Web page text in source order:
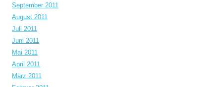
September 2011
August 2011
Juli 2011
Juni 2011
Mai 2011
April 2011
März 2011